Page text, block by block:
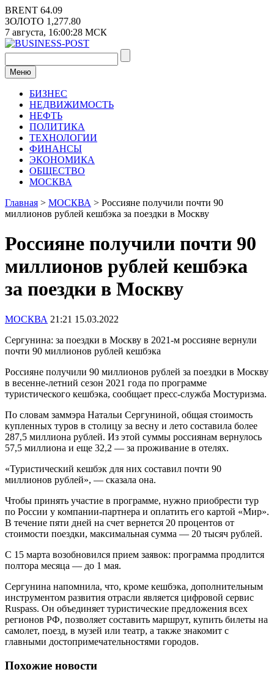
Перейти
к
содержимому
BRENT 64.09
ЗОЛОТО 1,277.80
7 августа, 16:00:28 МСК
Меню
БИЗНЕС
НЕДВИЖИМОСТЬ
НЕФТЬ
ПОЛИТИКА
ТЕХНОЛОГИИ
ФИНАНСЫ
ЭКОНОМИКА
ОБЩЕСТВО
МОСКВА
Главная > МОСКВА > Россияне получили почти 90
миллионов рублей кешбэка за поездки в Москву
Россияне получили почти 90
миллионов рублей кешбэка
за поездки в Москву
МОСКВА 21:21 15.03.2022
Сергунина: за поездки в Москву в 2021-м россияне вернули
почти 90 миллионов рублей кешбэка
Россияне получили 90 миллионов рублей за поездки в Москву
в весенне-летний сезон 2021 года по программе
туристического кешбэка, сообщает пресс-служба Мостуризма.
По словам заммэра Натальи Сергуниной, общая стоимость
купленных туров в столицу за весну и лето составила более
287,5 миллиона рублей. Из этой суммы россиянам вернулось
57,5 миллиона и еще 32,2 — за проживание в отелях.
«Туристический кешбэк для них составил почти 90
миллионов рублей», — сказала она.
Чтобы принять участие в программе, нужно приобрести тур
по России у компании-партнера и оплатить его картой «Мир».
В течение пяти дней на счет вернется 20 процентов от
стоимости поездки, максимальная сумма — 20 тысяч рублей.
С 15 марта возобновился прием заявок: программа продлится
полтора месяца — до 1 мая.
Сергунина напомнила, что, кроме кешбэка, дополнительным
инструментом развития отрасли является цифровой сервис
Ruspass. Он объединяет туристические предложения всех
регионов РФ, позволяет составить маршрут, купить билеты на
самолет, поезд, в музей или театр, а также знакомит с
главными достопримечательностями городов.
Похожие новости